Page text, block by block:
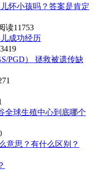
怀小孩吗？答案是肯定
读11753
成功经历
PGD） 拯救被遗传缺
全球生殖中心到底哪个
意思？有什么区别？